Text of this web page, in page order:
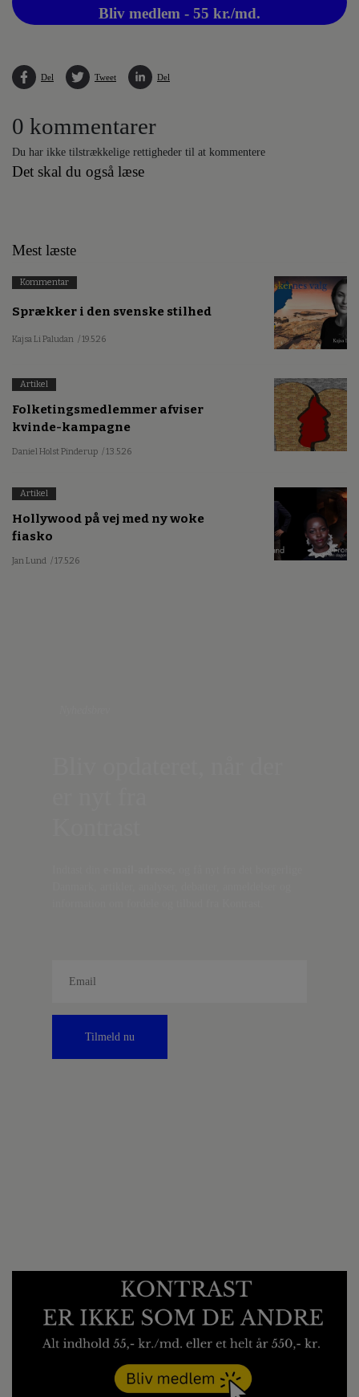
Bliv medlem - 55 kr./md.
Del Tweet Del
0 kommentarer
Du har ikke tilstrækkelige rettigheder til at kommentere
Det skal du også læse
Mest læste
Kommentar
Sprækker i den svenske stilhed
Kajsa Li Paludan / 19.5.26
Artikel
Folketingsmedlemmer afviser
kvinde-kampagne
Daniel Holst Pinderup / 13.5.26
Artikel
Hollywood på vej med ny woke
fiasko
Jan Lund / 17.5.26
Tilmeld nu